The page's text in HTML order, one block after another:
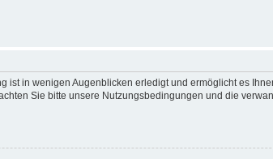
in wenigen Augenblicken erledigt und ermöglicht es
Sie bitte unsere Nutzungsbedingungen und die